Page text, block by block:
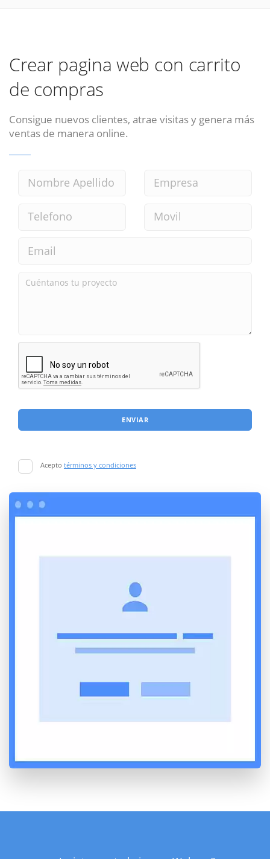
Crear pagina web con carrito
de compras
Consigue nuevos clientes, atrae visitas y genera más
ventas de manera online.
ENVIAR
Acepto términos y condiciones